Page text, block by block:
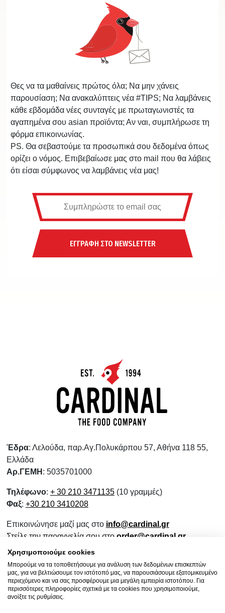
Θες να τα μαθαίνεις πρώτος όλα; Να μην χάνεις
παρουσίαση; Να ανακαλύπτεις νέα #TIPS; Να λαμβάνεις
κάθε εβδομάδα νέες συνταγές με πρωταγωνιστές τα
αγαπημένα σου asian προϊόντα; Αν ναι, συμπλήρωσε τη
φόρμα επικοινωνίας.
PS. Θα σεβαστούμε τα προσωπικά σου δεδομένα όπως
ορίζει ο νόμος. Επιβεβαίωσε μας στο mail που θα λάβεις
ότι είσαι σύμφωνος να λαμβάνεις νέα μας!
ΕΓΓΡΑΦΗ ΣΤΟ NEWSLETTER
Έδρα: Λελούδα, παρ.Αγ.Πολυκάρπου 57, Αθήνα 118 55,
Ελλάδα
Αρ.ΓΕΜΗ : 5035701000
Τηλέφωνο: + 30 210 3471135(10 γραμμές)
Φαξ: +30 210 3410208
Επικοινώνησε μαζί μας στο info@cardinal.gr
Στείλε την παραγγελία σου στο order@cardinal.gr
Για αγορές λιανικής
www.wokshop.gr
Όροι Χρήσης
Πολιτική Προστασίας Προσωπικών Δεδομένων
Πολιτική Επιστροφών
Χρησιμοποιούμε cookies
Μπορούμε να τα τοποθετήσουμε για ανάλυση των δεδομένων επισκεπτών
μας, για να βελτιώσουμε τον ιστότοπό μας, να παρουσιάσουμε εξατομικευμένο
περιεχόμενο και να σας προσφέρουμε μια μεγάλη εμπειρία ιστοτόπου. Για
περισσότερες πληροφορίες σχετικά με τα cookies που χρησιμοποιούμε,
ανοίξτε τις ρυθμίσεις.